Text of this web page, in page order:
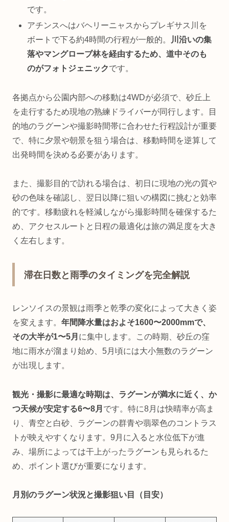
です。
アチンスへはバヘリーニャスからプレギサス川を
ボートで下る約4時間の行程が一般的。
川沿いの集
落やマングローブ林を経由するため、道中そのも
のがフォトジェニックです。
各拠点から公園内部への移動は4WDが必須で、砂丘上
を走行するため現地の熟練ドライバーが同行します。目
的地のラグーンや撮影時間帯に合わせた行程設計が重要
で、特に夕景や朝景を狙う場合は、移動時間を逆算して
出発時間を決める必要があります。
また、撮影目的で訪れる場合は、初日に現地の光の質や
砂の色味を確認し、翌日以降に狙いの構図に挑むと効率
的です。移動疲れを軽減しながら撮影時間を確保するた
め、アクセスルートと日程の最適化は旅の満足度を大き
く左右します。
滞在日数と雨季のタイミングを完全解説
レンソイスの景観は雨季と乾季の変化によって大きく姿
を変えます。 年間降水量はおよそ1600〜2000mmで、
その大半が1〜5月 に集中します。この時期、砂丘の窪
地に雨水が溜まり始め、5月頃には大小無数のラグーン
が出現します。
観光・撮影に最適な時期は、ラグーンが満水に近く、か
つ天候が安定する6〜8月 です。特に8月は快晴率が高ま
り、青空と白砂、ラグーンの群青や翡翠色のコントラス
トが映えやすくなります。9月に入ると水位低下が進
み、場所によっては干上がったラグーンも見られるた
め、ポイント選びが重要になります。
月別のラグーン状況と撮影狙い目（目安）